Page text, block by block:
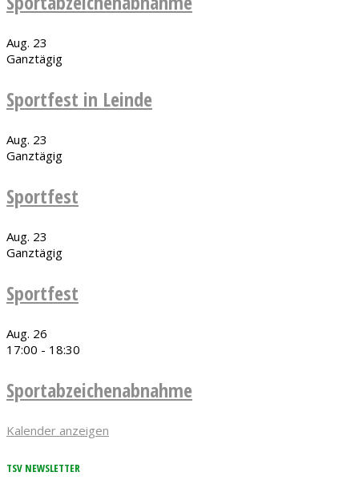
Aug. 23
Ganztägig
Sportfest in Leinde
Aug. 23
Ganztägig
Sportfest
Aug. 23
Ganztägig
Sportfest
Aug. 26
17:00 - 18:30
Sportabzeichenabnahme
Kalender anzeigen
TSV NEWSLETTER